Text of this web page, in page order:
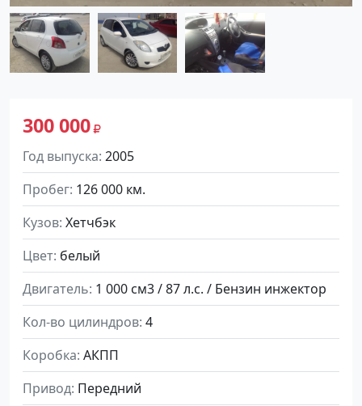
300 000
Год выпуска 2005
Пробег 126 000 км.
Кузов Хетчбэк
Цвет белый
Двигатель 1 000 см3 / 87 л.с. / Бензин инжектор
Кол-во цилиндров 4
Коробка АКПП
Привод Передний